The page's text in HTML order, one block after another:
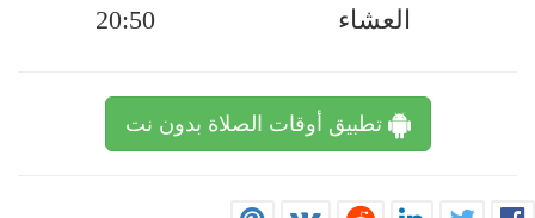
العشاء
20:50
تطبيق أوقات الصلاة بدون نت